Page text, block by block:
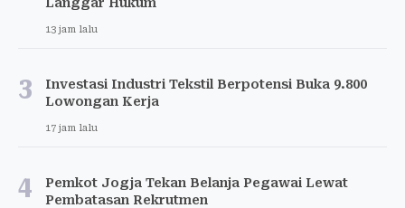
13 jam lalu
3
Investasi Industri Tekstil Berpotensi Buka 9.800
Lowongan Kerja
17 jam lalu
4
Pemkot Jogja Tekan Belanja Pegawai Lewat
Pembatasan Rekrutmen